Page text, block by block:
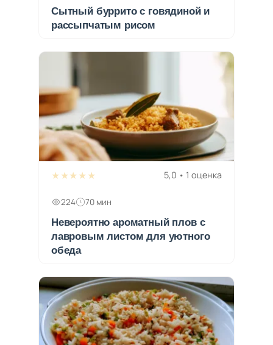
Сытный буррито с говядиной и
рассыпчатым рисом
★★★★★ 5,0 • 1 оценка
224 70 мин
Невероятно ароматный плов с
лавровым листом для уютного
обеда